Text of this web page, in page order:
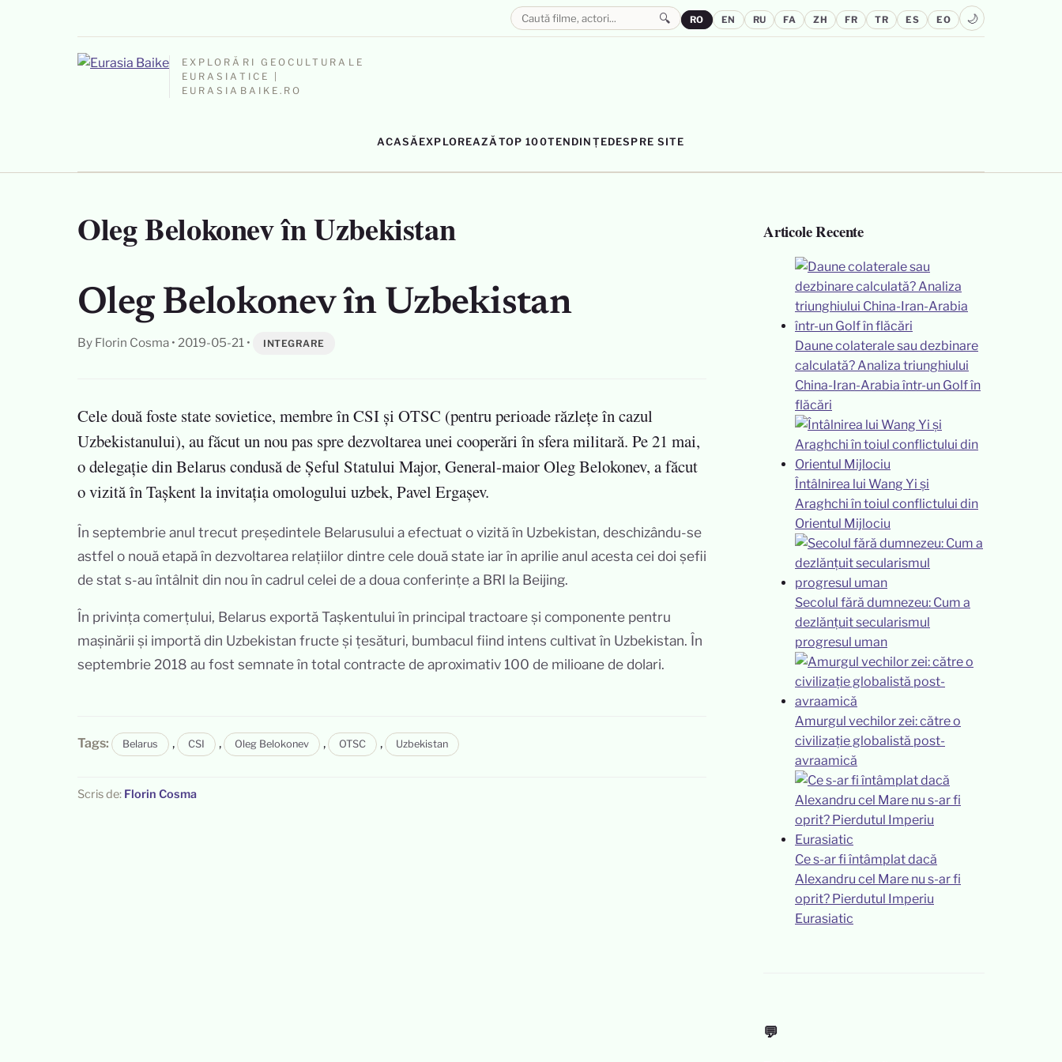
EXPLORĂRI GEOCULTURALE
EURASIATICE |
EURASIABAIKE.RO
ACASĂ EXPLOREAZĂ TOP 100TENDINȚEDESPRE SITE
🔍 RO EN RU FA ZH FR TR ES EO 🌙
Oleg Belokonev în Uzbekistan
Oleg Belokonev în Uzbekistan
By Florin Cosma • 2019-05-21 • INTEGRARE
Cele două foste state sovietice, membre în CSI și OTSC (pentru perioade răzlețe în cazul
Uzbekistanului), au făcut un nou pas spre dezvoltarea unei cooperări în sfera militară. Pe 21 mai,
o delegație din Belarus condusă de Șeful Statului Major, General-maior Oleg Belokonev, a făcut
o vizită în Tașkent la invitația omologului uzbek, Pavel Ergașev.
În septembrie anul trecut președintele Belarusului a efectuat o vizită în Uzbekistan, deschizându-se
astfel o nouă etapă în dezvoltarea relațiilor dintre cele două state iar în aprilie anul acesta cei doi șefii
de stat s-au întâlnit din nou în cadrul celei de a doua conferințe a BRI la Beijing.
În privința comerțului, Belarus exportă Tașkentului în principal tractoare și componente pentru
mașinării și importă din Uzbekistan fructe și țesături, bumbacul fiind intens cultivat în Uzbekistan. În
septembrie 2018 au fost semnate în total contracte de aproximativ 100 de milioane de dolari.
Tags: Belarus , CSI , Oleg Belokonev , OTSC , Uzbekistan
Scris de: Florin Cosma
Articole Recente
Daune colaterale sau dezbinare
calculată? Analiza triunghiului
China-Iran-Arabia într-un Golf în
flăcări
Întâlnirea lui Wang Yi și
Araghchi în toiul conflictului din
Orientul Mijlociu
Secolul fără dumnezeu: Cum a
dezlănțuit secularismul
progresul uman
Amurgul vechilor zei: către o
civilizație globalistă post-
avraamică
Ce s-ar fi întâmplat dacă
Alexandru cel Mare nu s-ar fi
oprit? Pierdutul Imperiu
Eurasiatic
💬